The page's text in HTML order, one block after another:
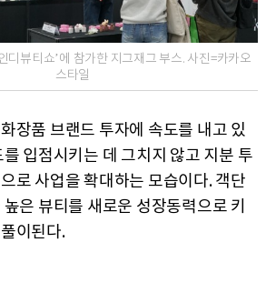
디뷰티쇼’에 참가한 지그재그 부스. 사진=카카오
스타일
장품 브랜드 투자에 속도를 내고 있
입점시키는 데 그치지 않고 지분 투
로 사업을 확대하는 모습이다. 객단
은 뷰티를 새로운 성장동력으로 키
이된다.